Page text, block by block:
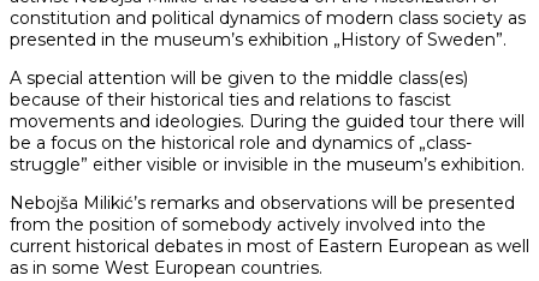
constitution and political dynamics of modern class society as
presented in the museum’s exhibition „History of Sweden”.
A special attention will be given to the middle class(es)
because of their historical ties and relations to fascist
movements and ideologies. During the guided tour there will
be a focus on the historical role and dynamics of „class-
struggle” either visible or invisible in the museum’s exhibition.
Nebojša Milikić’s remarks and observations will be presented
from the position of somebody actively involved into the
current historical debates in most of Eastern European as well
as in some West European countries.